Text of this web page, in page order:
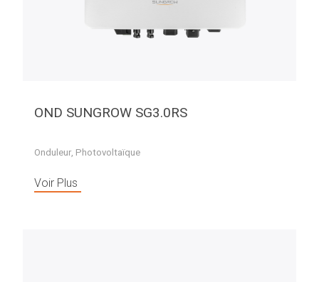
OND SUNGROW SG3.0RS
Onduleur Photovoltaïque
Voir Plus